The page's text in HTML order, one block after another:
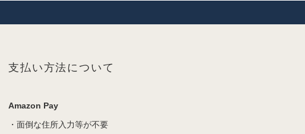
支払い方法について
Amazon Pay
・面倒な住所入力等が不要